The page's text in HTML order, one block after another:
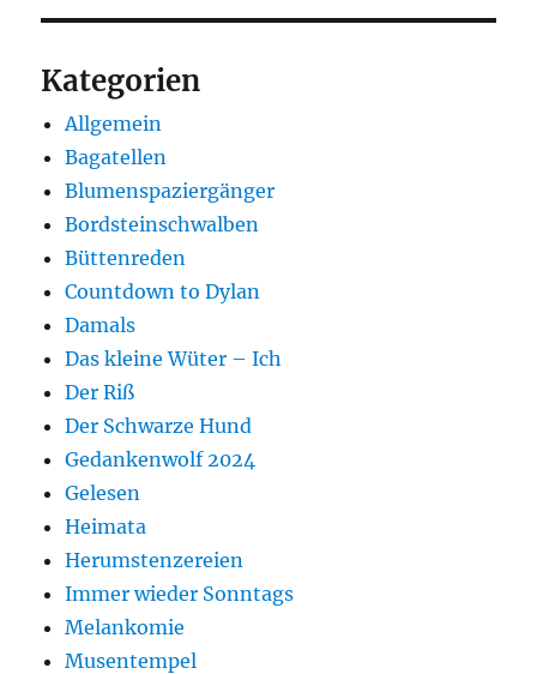
Kategorien
Allgemein
Bagatellen
Blumenspaziergänger
Bordsteinschwalben
Büttenreden
Countdown to Dylan
Damals
Das kleine Wüter – Ich
Der Riß
Der Schwarze Hund
Gedankenwolf 2024
Gelesen
Heimata
Herumstenzereien
Immer wieder Sonntags
Melankomie
Musentempel